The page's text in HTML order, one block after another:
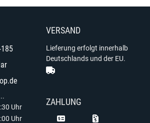
Uhr
Uhr
VERSAND
Lieferung erfolgt innerhalb
Deutschlands und der EU.
ZAHLUNG